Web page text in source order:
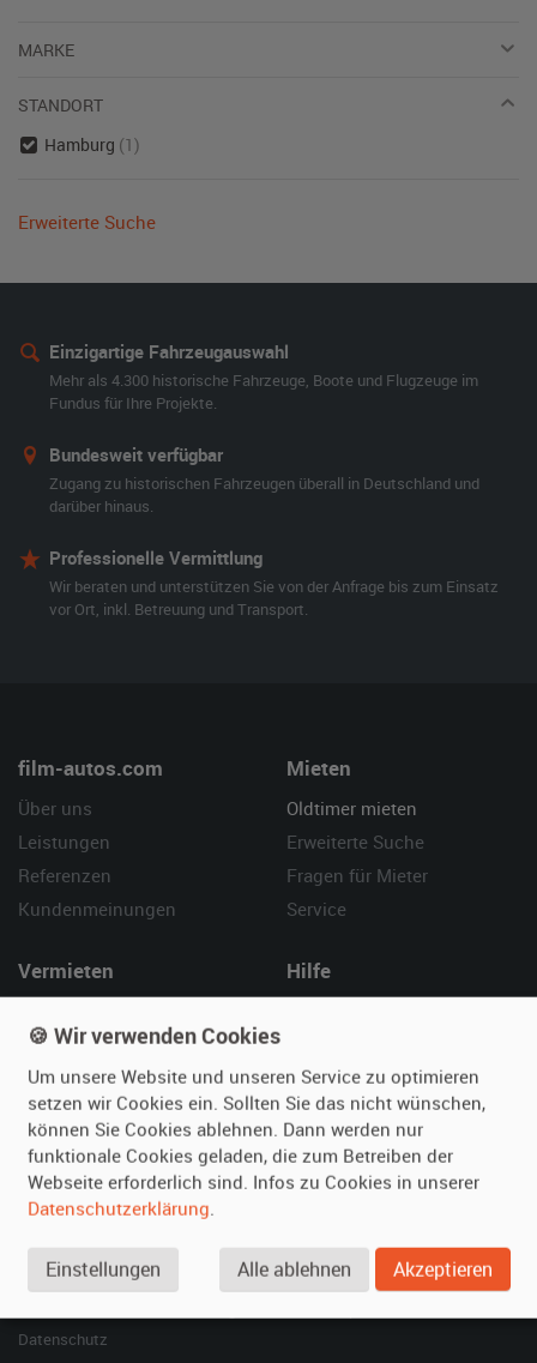
MARKE
STANDORT
Hamburg (1)
Erweiterte Suche
Einzigartige Fahrzeugauswahl
Mehr als 4.300 historische Fahrzeuge, Boote und Flugzeuge im
Fundus für Ihre Projekte.
Bundesweit verfügbar
Zugang zu historischen Fahrzeugen überall in Deutschland und
darüber hinaus.
Professionelle Vermittlung
Wir beraten und unterstützen Sie von der Anfrage bis zum Einsatz
vor Ort, inkl. Betreuung und Transport.
film-autos.com
Über uns
Leistungen
Referenzen
Kundenmeinungen
Mieten
Oldtimer mieten
Erweiterte Suche
Fragen für Mieter
Service
Vermieten
Fotos senden
Fragen für Vermieter
Inserat verwalten
Hilfe
Kontakt
SPECIAL
Berühmte Filmautos –
Datenschutz
🍪 Wir verwenden Cookies
Um unsere Website und unseren Service zu optimieren
setzen wir Cookies ein. Sollten Sie das nicht wünschen,
können Sie Cookies ablehnen. Dann werden nur
funktionale Cookies geladen, die zum Betreiben der
Webseite erforderlich sind. Infos zu Cookies in unserer
Datenschutzerklärung.
Einstellungen Alle ablehnen Akzeptieren